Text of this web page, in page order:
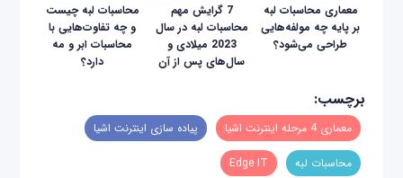
معماری محاسبات لبه
بر پایه چه مولفه‌هایی
طراحی می‌شود؟
7 گرایش مهم
محاسبات لبه در سال
2023 میلادی و
سال‌های پس از آن
محاسبات لبه چیست
و چه تفاوت‌هایی با
محاسبات ابر و مه
دارد؟
برچسب:
معماری 4 مرحله اینترنت اشیا پیاده سازی اینترنت اشیا
محاسبات لبه Edge IT